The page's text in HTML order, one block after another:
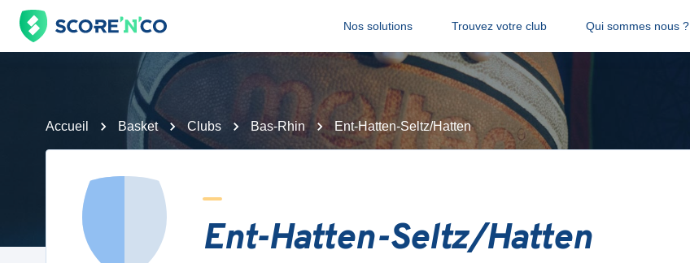
Nos solutions Trouvez votre club Qui sommes nous ?
Accueil Basket Clubs Bas-Rhin Ent-Hatten-Seltz/Hatten
Ent-Hatten-Seltz/Hatten